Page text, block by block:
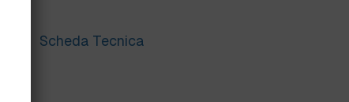
Scheda Tecnica